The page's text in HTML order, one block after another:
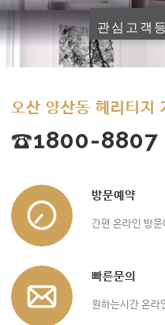
관심고객
오산 양산동 헤리티지
☎1800-8807
방문예약
간편 온라인 방
빠른문의
원하는시간 온라